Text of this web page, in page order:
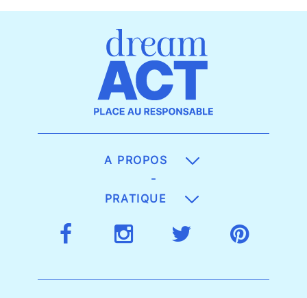
A PROPOS
-
PRATIQUE